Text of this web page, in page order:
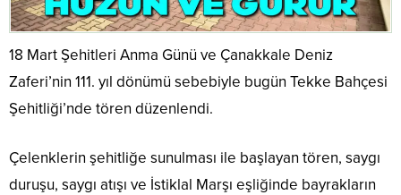
18 Mart Şehitleri Anma Günü ve Çanakkale Deniz
Zaferi’nin 111. yıl dönümü sebebiyle bugün Tekke Bahçesi
Şehitliği’nde tören düzenlendi.
Çelenklerin şehitliğe sunulması ile başlayan tören, saygı
duruşu, saygı atışı ve İstiklal Marşı eşliğinde bayrakların